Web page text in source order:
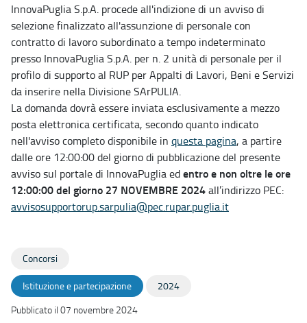
InnovaPuglia S.p.A. procede all'indizione di un avviso di
selezione finalizzato all'assunzione di personale con
contratto di lavoro subordinato a tempo indeterminato
presso InnovaPuglia S.p.A. per n. 2 unità di personale per il
profilo di supporto al RUP per Appalti di Lavori, Beni e Servizi
da inserire nella Divisione SArPULIA.
La domanda dovrà essere inviata esclusivamente a mezzo
posta elettronica certificata, secondo quanto indicato
nell'avviso completo disponibile in questa pagina, a partire
dalle ore 12:00:00 del giorno di pubblicazione del presente
avviso sul portale di InnovaPuglia edentro e non oltre le ore
12:00:00 del giorno 27 NOVEMBRE 2024all’indirizzo PEC:
avvisosupportorup.sarpulia@pec.rupar.puglia.it
Concorsi
Istituzione e partecipazione
2024
Pubblicato il 07 novembre 2024